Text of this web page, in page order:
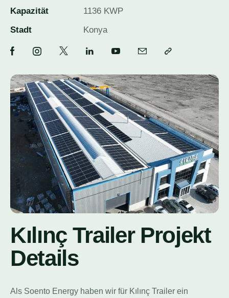
Kapazität
1136 KWP
Stadt
Konya
Kılınç Trailer Projekt
Details
Als Soento Energy haben wir für Kılınç Trailer ein